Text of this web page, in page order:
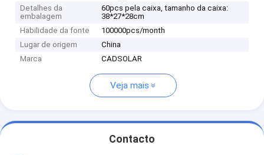
Detalhes da
embalagem
60pcs pela caixa, tamanho da caixa:
38*27*28cm
Habilidade da fonte
100000pcs/month
Lugar de origem
China
Marca
CADSOLAR
Veja mais
Contacto